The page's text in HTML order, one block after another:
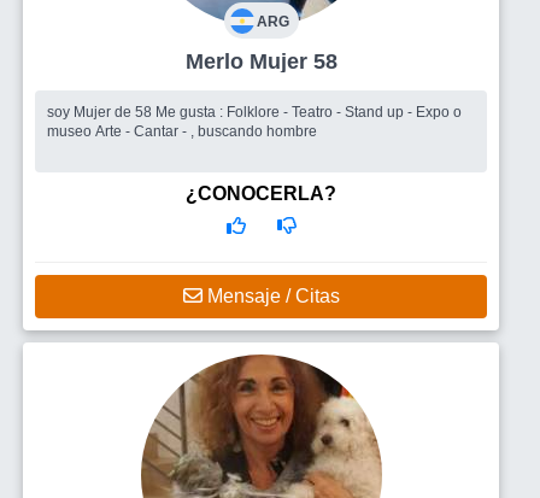
ARG
Merlo Mujer 58
soy Mujer de 58 Me gusta : Folklore - Teatro - Stand up - Expo o
museo Arte - Cantar - , buscando hombre
¿CONOCERLA?
Mensaje / Citas